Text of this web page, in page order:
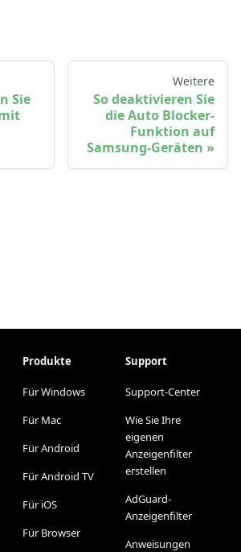
Sie
Weitere
So deaktivieren Sie
die Auto Blocker-
Funktion auf
Samsung-Geräten
Produkte
Für Windows
Für Mac
Für Android
Für Android TV
Für iOS
Für Browser
Support
Support-Center
Wie Sie Ihre
eigenen
Anzeigenfilter
erstellen
AdGuard-
Anzeigenfilter
Anweisungen